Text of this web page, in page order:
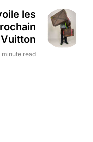
les
minute read